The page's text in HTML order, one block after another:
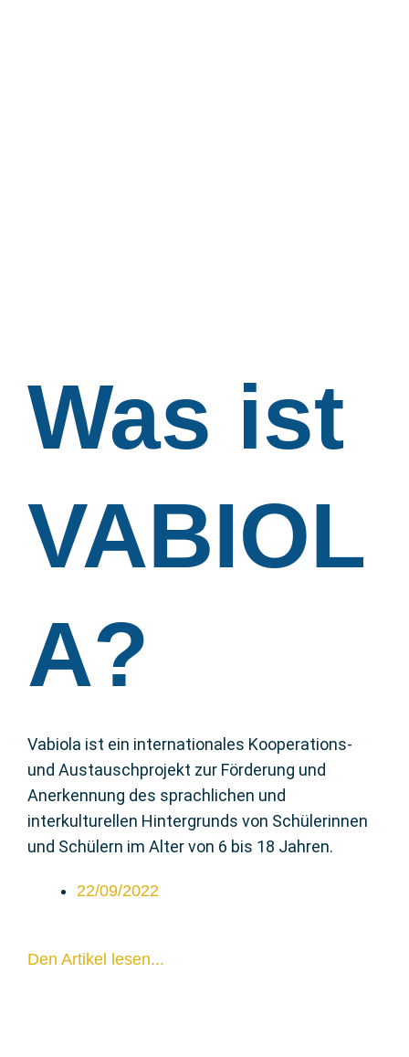
Was ist
VABIOL
A?
Vabiola ist ein internationales Kooperations-
und Austauschprojekt zur Förderung und
Anerkennung des sprachlichen und
interkulturellen Hintergrunds von Schülerinnen
und Schülern im Alter von 6 bis 18 Jahren.
22/09/2022
Den Artikel lesen...